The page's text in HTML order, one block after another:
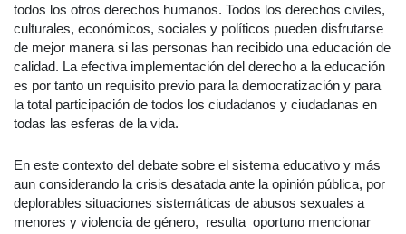
todos los otros derechos humanos. Todos los derechos civiles,
culturales, económicos, sociales y políticos pueden disfrutarse
de mejor manera si las personas han recibido una educación de
calidad. La efectiva implementación del derecho a la educación
es por tanto un requisito previo para la democratización y para
la total participación de todos los ciudadanos y ciudadanas en
todas las esferas de la vida.
En este contexto del debate sobre el sistema educativo y más
aun considerando la crisis desatada ante la opinión pública, por
deplorables situaciones sistemáticas de abusos sexuales a
menores y violencia de género, resulta oportuno mencionar